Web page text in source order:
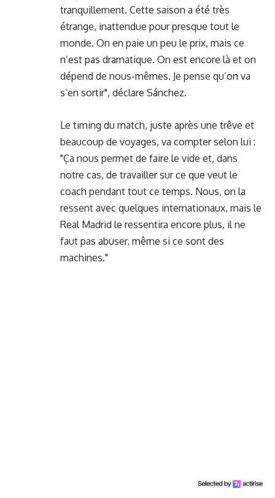
tranquillement. Cette saison a été très
étrange, inattendue pour presque tout le
monde. On en paie un peu le prix, mais ce
n’est pas dramatique. On est encore là et on
dépend de nous-mêmes. Je pense qu’on va
s’en sortir", déclare Sánchez.
Le timing du match, juste après une trêve et
beaucoup de voyages, va compter selon lui :
"Ça nous permet de faire le vide et, dans
notre cas, de travailler sur ce que veut le
coach pendant tout ce temps. Nous, on la
ressent avec quelques internationaux, mais le
Real Madrid le ressentira encore plus, il ne
faut pas abuser, même si ce sont des
machines."